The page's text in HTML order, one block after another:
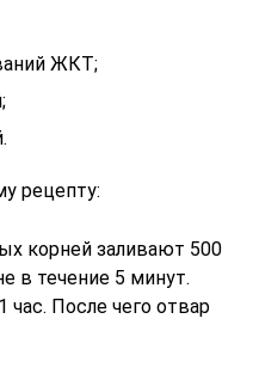
ЖКТ;
рецепту:
корней заливают 500
в течение 5 минут.
После чего отвар